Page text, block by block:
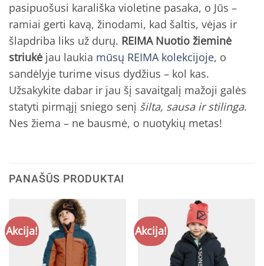
pasipuošusi karališka violetine pasaka, o Jūs –
ramiai gerti kavą, žinodami, kad šaltis, vėjas ir
šlapdriba liks už durų. REIMA Nuotio žieminė
striukė jau laukia mūsų REIMA kolekcijoje, o
sandėlyje turime visus dydžius – kol kas.
Užsakykite dabar ir jau šį savaitgalį mažoji galės
statyti pirmąjį sniego senį šilta, sausa ir stilinga.
Nes žiema – ne bausmė, o nuotykių metas!
PANAŠŪS PRODUKTAI
Akcija! Akcija!